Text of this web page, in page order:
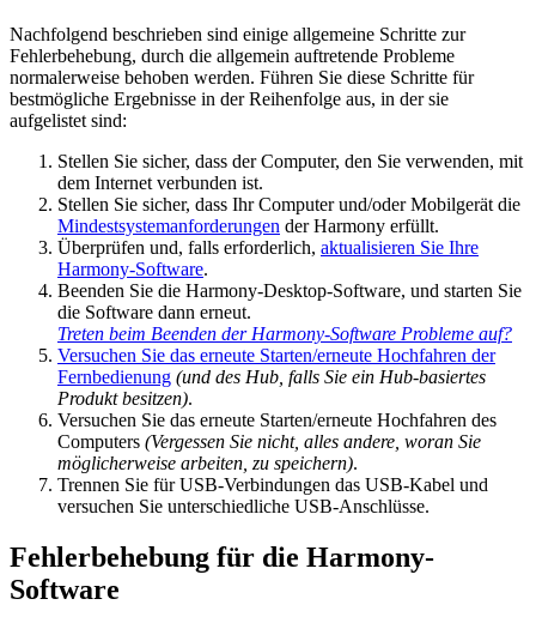
Nachfolgend beschrieben sind einige allgemeine Schritte zur
Fehlerbehebung, durch die allgemein auftretende Probleme
normalerweise behoben werden. Führen Sie diese Schritte für
bestmögliche Ergebnisse in der Reihenfolge aus, in der sie
aufgelistet sind:
Stellen Sie sicher, dass der Computer, den Sie verwenden, mit
dem Internet verbunden ist.
Stellen Sie sicher, dass Ihr Computer und/oder Mobilgerät die
Mindestsystemanforderungen der Harmony erfüllt.
Überprüfen und, falls erforderlich, aktualisieren Sie Ihre
Harmony-Software.
Beenden Sie die Harmony-Desktop-Software, und starten Sie
die Software dann erneut.
Treten beim Beenden der Harmony-Software Probleme auf?
Versuchen Sie das erneute Starten/erneute Hochfahren der
Fernbedienung (und des Hub, falls Sie ein Hub-basiertes
Produkt besitzen).
Versuchen Sie das erneute Starten/erneute Hochfahren des
Computers (Vergessen Sie nicht, alles andere, woran Sie
möglicherweise arbeiten, zu speichern).
Trennen Sie für USB-Verbindungen das USB-Kabel und
versuchen Sie unterschiedliche USB-Anschlüsse.
Fehlerbehebung für die Harmony-
Software